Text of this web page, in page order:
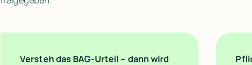
Versteh das BAG-Urteil – dann wird